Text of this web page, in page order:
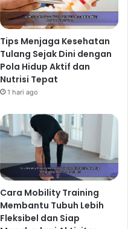
Tips Menjaga Kesehatan
Tulang Sejak Dini dengan
Pola Hidup Aktif dan
Nutrisi Tepat
1 hari ago
Cara Mobility Training
Membantu Tubuh Lebih
Fleksibel dan Siap